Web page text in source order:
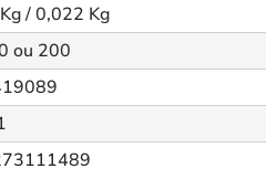
/ 0,022 Kg
ou 200